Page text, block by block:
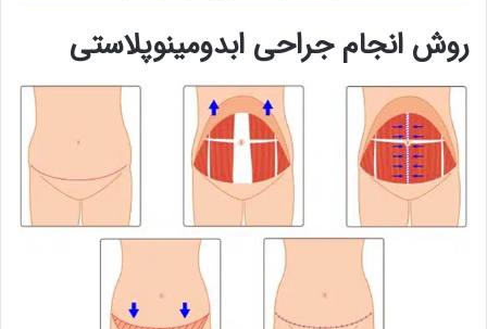
روش انجام جراحی ابدومینوپلاستی